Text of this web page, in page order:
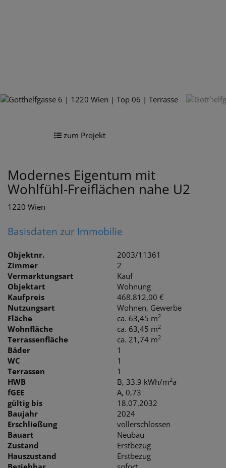
zum Projekt
Modernes Eigentum mit
Wohlfühl-Freiflächen nahe U2
1220 Wien
Basisdaten zur Immobilie
Objektnr.
2003/11361
Zimmer
2
Vermarktungsart
Kauf
Objektart
Wohnung
Kaufpreis
468.812,00 €
Nutzungsart
Wohnen Gewerbe
Fläche
ca. 63,45 m2
Wohnfläche ca. 63,45 m2
Terrassenfläche ca. 21,74 m2
Bäder
1
WC
1
Terrassen
1
HWB
B, 33.9 kWh/m2a
fGEE
A, 0,73
gültig bis
18.07.2032
Baujahr
2024
Erschließung
vollerschlossen
Bauart
Neubau
Zustand
Erstbezug
Hauszustand
Erstbezug